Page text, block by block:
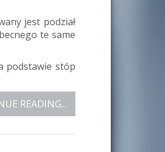
jest podział
te same
podstawie stóp
READING...